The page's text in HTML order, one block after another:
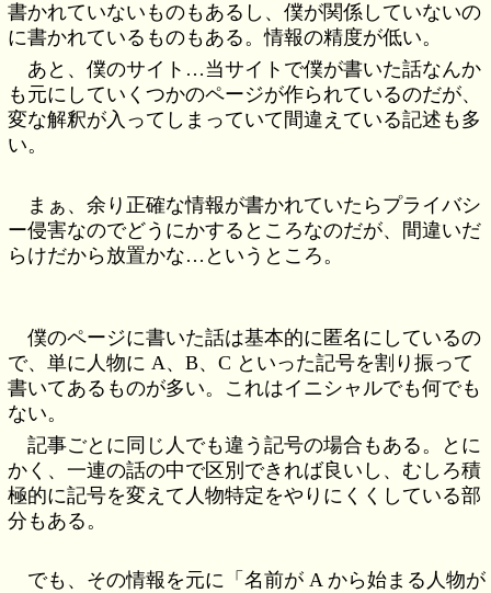
書かれていないものもあるし、僕が関係していないの
に書かれているものもある。情報の精度が低い。
あと、僕のサイト…当サイトで僕が書いた話なんか
も元にしていくつかのページが作られているのだが、
変な解釈が入ってしまっていて間違えている記述も多
い。
まぁ、余り正確な情報が書かれていたらプライバシ
ー侵害なのでどうにかするところなのだが、間違いだ
らけだから放置かな…というところ。
僕のページに書いた話は基本的に匿名にしているの
で、単に人物に A、B、C といった記号を割り振って
書いてあるものが多い。これはイニシャルでも何でも
ない。
記事ごとに同じ人でも違う記号の場合もある。とに
かく、一連の話の中で区別できれば良いし、むしろ積
極的に記号を変えて人物特定をやりにくくしている部
分もある。
でも、その情報を元に「名前が A から始まる人物が